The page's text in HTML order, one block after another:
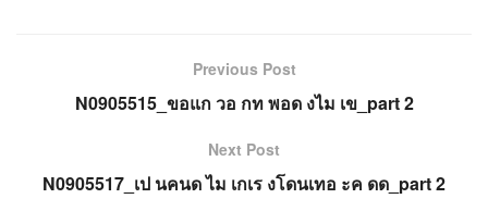
Previous Post
N0905515_ขอแก วอ กท พอด งไม เข_part 2
Next Post
N0905517_เป นคนด ไม เกเร งโดนเทอ ะค ดด_part 2